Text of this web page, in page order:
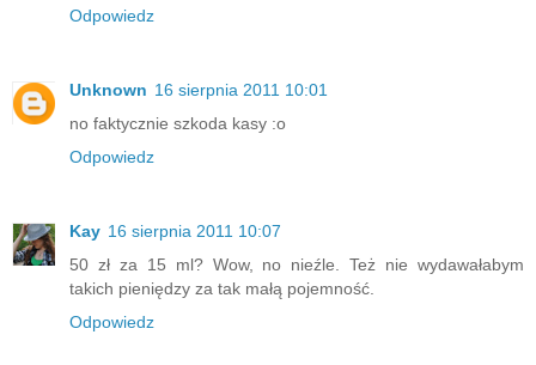
Odpowiedz
Unknown 16 sierpnia 2011 10:01
no faktycznie szkoda kasy :o
Odpowiedz
Kay 16 sierpnia 2011 10:07
50 zł za 15 ml? Wow, no nieźle. Też nie wydawałabym
takich pieniędzy za tak małą pojemność.
Odpowiedz